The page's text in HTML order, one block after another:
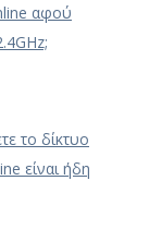
αφού
το δίκτυο
είναι ήδη